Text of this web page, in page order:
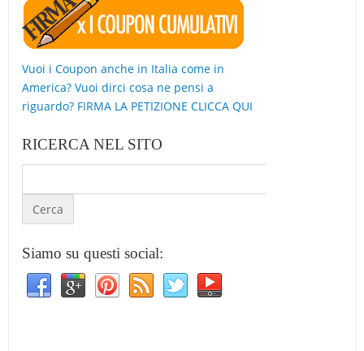
Vuoi i Coupon anche in Italia come in
America? Vuoi dirci cosa ne pensi a
riguardo? FIRMA LA PETIZIONE CLICCA QUI
RICERCA NEL SITO
Siamo su questi social: